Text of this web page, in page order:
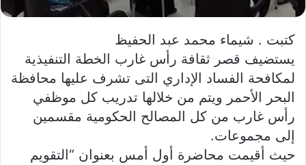
كتبت . شيماء محمد عبد الحفيظ
يستضيف قصر ثقافة رأس غارب الخطة التنفيذية
لمكافحة الفساد الإداري التى تشرف عليها محافظة
البحر الأحمر ويتم من خلالها تدريب كل موظفي
رأس غارب من كل المصالح الحكومية مقسمين
إلى مجموعات.
حيث أقيمت محاضرة أول أمس بعنوان “التقويم